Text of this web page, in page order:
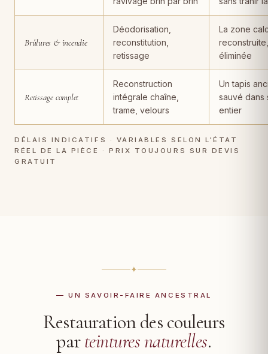
Brûlures & incendie
Déodorisation,
reconstitution,
retissage
La zone
éliminée
Retissage complet
Reconstruction
intégrale chaîne,
trame, velours
Un tapis
sauvé dans
entier
DÉLAIS INDICATIFS · VARIABLES SELON L'ÉTAT
RÉEL DE LA PIÈCE · PRIX TOUJOURS SUR DEVIS
GRATUIT
✦
— UN SAVOIR-FAIRE ANCESTRAL
Restauration des couleurs
parteintures naturelles.